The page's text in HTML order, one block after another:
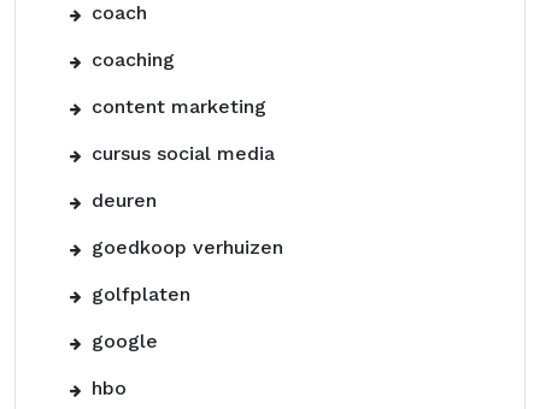
coach
coaching
content marketing
cursus social media
deuren
goedkoop verhuizen
golfplaten
google
hbo